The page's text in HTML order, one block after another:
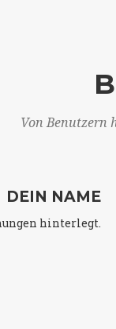
Von Benutzern
DEIN NAME
hinterlegt.